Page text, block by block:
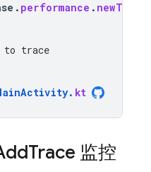
. performance . newTrace
to trace
. kt
Trace 监控